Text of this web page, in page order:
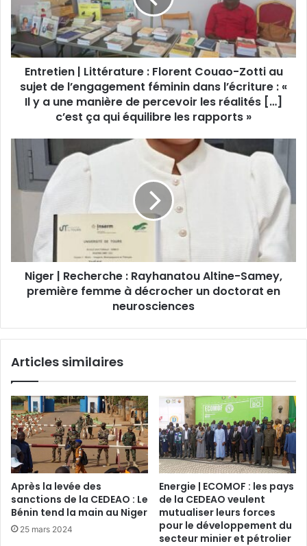
Entretien | Littérature : Florent Couao-Zotti au
sujet de l’engagement féminin dans l’écriture : «
Il y a une manière de percevoir les réalités […]
c’est ça qui équilibre les rapports »
Niger | Recherche : Rayhanatou Altine-Samey,
première femme à décrocher un doctorat en
neurosciences
Articles similaires
Après la levée des
sanctions de la CEDEAO : Le
Bénin tend la main au Niger
25 mars 2024
Energie | ECOMOF : les pays
de la CEDEAO veulent
mutualiser leurs forces
pour le développement du
secteur minier et pétrolier